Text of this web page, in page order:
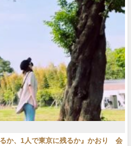
るか、1人で東京に残るか』かおり 会